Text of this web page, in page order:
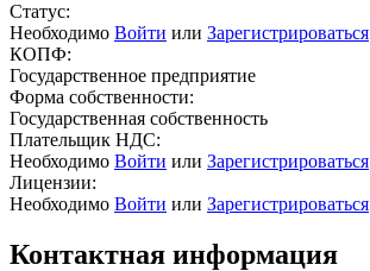
Статус:
Необходимо Войти или Зарегистрироваться
КОПФ:
Государственное предприятие
Форма собственности:
Государственная собственность
Плательщик НДС:
Необходимо Войти или Зарегистрироваться
Лицензии:
Необходимо Войти или Зарегистрироваться
Контактная информация